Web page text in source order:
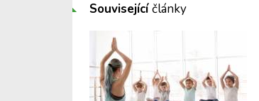
Souvisejícíčlánky